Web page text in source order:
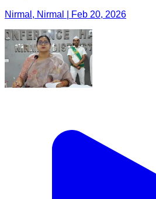
Nirmal, Nirmal | Feb 20, 2026